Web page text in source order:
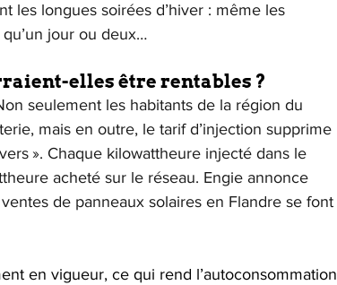
les longues soirées d’hiver : même les
jour ou deux…
elles être rentables ?
seulement les habitants de la région du
mais en outre, le tarif d’injection supprime
». Chaque kilowattheure injecté dans le
acheté sur le réseau. Engie annonce
de panneaux solaires en Flandre se font
en vigueur, ce qui rend l’autoconsommation